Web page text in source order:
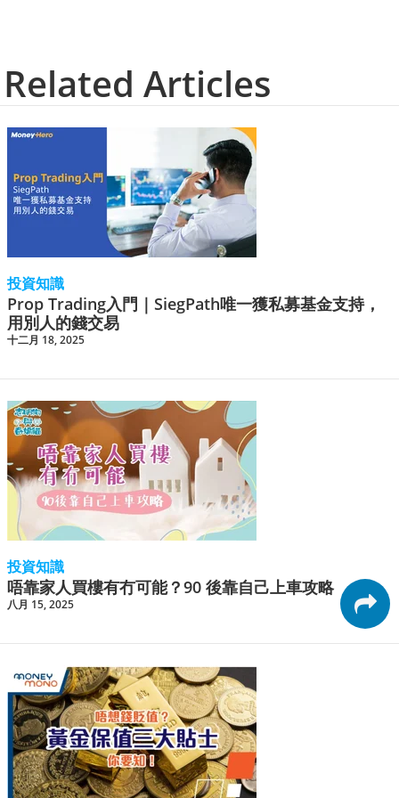
Related Articles
投資知識
Prop Trading入門｜SiegPath唯一獲私募基金支持，
用別人的錢交易
十二月 18, 2025
投資知識
唔靠家人買樓有冇可能？90 後靠自己上車攻略
八月 15, 2025